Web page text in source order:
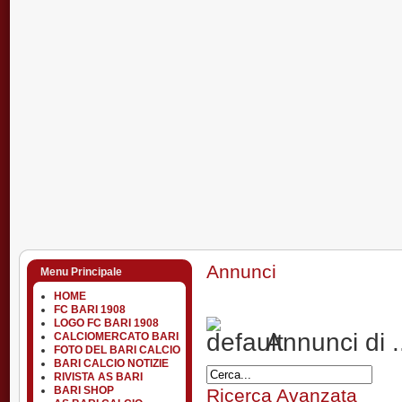
Menu Principale
HOME
FC BARI 1908
LOGO FC BARI 1908
CALCIOMERCATO BARI
FOTO DEL BARI CALCIO
BARI CALCIO NOTIZIE
RIVISTA AS BARI
BARI SHOP
Annunci
Annunci di
Ricerca Avanzata